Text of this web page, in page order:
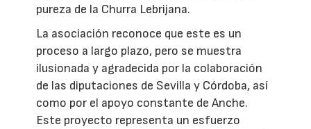
pureza de la Churra Lebrijana.
La asociación reconoce que este es un
proceso a largo plazo, pero se muestra
ilusionada y agradecida por la colaboración
de las diputaciones de Sevilla y Córdoba, así
como por el apoyo constante de Anche.
Este proyecto representa un esfuerzo